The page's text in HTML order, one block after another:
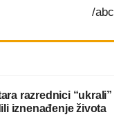
/abc
razrednici “ukrali”
iznenađenje života